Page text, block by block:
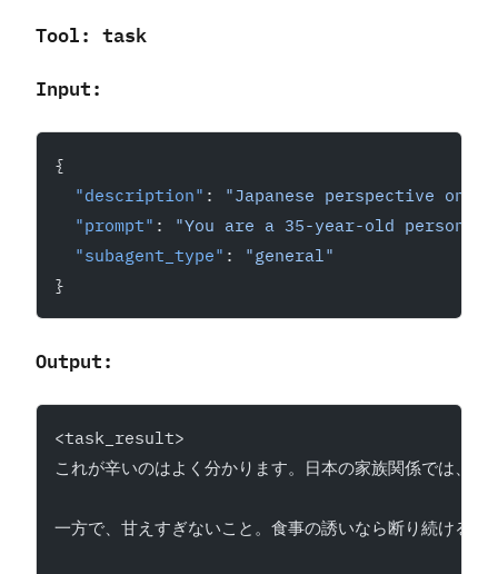
Tool: task
Input:
{
  "description"
: "Japanese perspective on
  "prompt"
: "You are a 35-year-old person
  "subagent_type"
: "general"
}
Output:
<task_result>
これが辛いのはよく分かります。日本の家族関係では、
一方で、甘えすぎないこと。食事の誘いなら断り続ける